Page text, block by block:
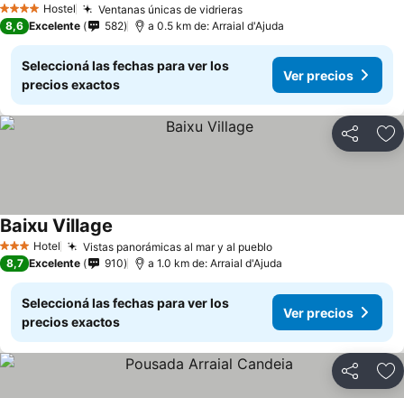
4 EstrellasHostel Ventanas únicas de vidrieras
8,6 Excelente 582 a 0.5 km de: Arraial d'Ajuda
Seleccioná las fechas para ver los
precios exactos
Ver precios
Compartir
3 Estrellas
Hotel Vistas panorámicas al mar y al pueblo
Baixu Village
8,7 Excelente 910 a 1.0 km de: Arraial d'Ajuda
Seleccioná las fechas para ver los
precios exactos
Ver precios
Compartir